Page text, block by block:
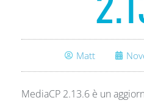
Matt
MediaCP 2.13.6 è un